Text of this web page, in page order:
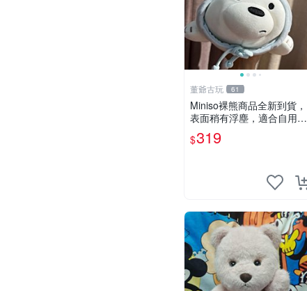
董爺古玩 61
Miniso裸熊商品全新到貨，
表面稍有浮塵，適合自用收
藏嚴選款。 裸熊 商品 裸熊
玩偶
$319